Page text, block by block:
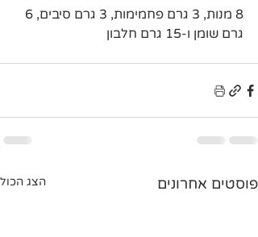
גרם שומן ו-15 גרם חלבון
פוסטים אחרונים הצג הכול